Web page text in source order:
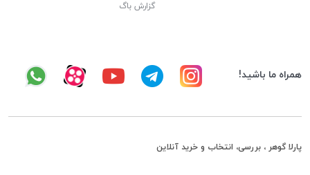
گزارش باگ
همراه ما باشید!
پارلا گوهر ، بررسی، انتخاب و خرید آنلاین